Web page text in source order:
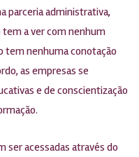
parceria administrativa,
tem a ver com nenhum
tem nenhuma conotação
as empresas se
e de conscientização
ser acessadas através do